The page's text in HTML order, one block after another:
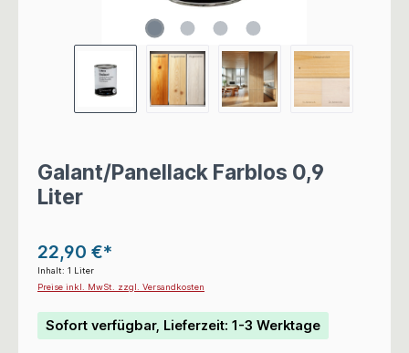
Galant/Panellack Farblos 0,9
Liter
22,90 €*
Inhalt: 1 Liter
Preise inkl. MwSt. zzgl. Versandkosten
Sofort verfügbar, Lieferzeit: 1-3 Werktage